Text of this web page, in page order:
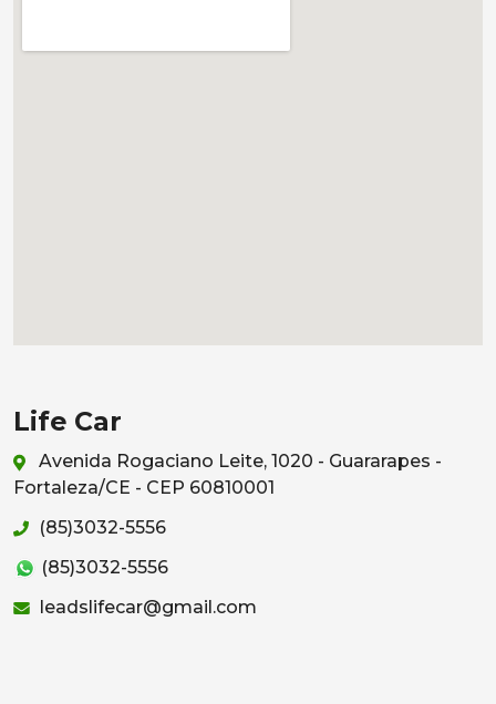
Life Car
Avenida Rogaciano Leite, 1020 - Guararapes -
Fortaleza/CE - CEP 60810001
(85)3032-5556
(85)3032-5556
leadslifecar@gmail.com